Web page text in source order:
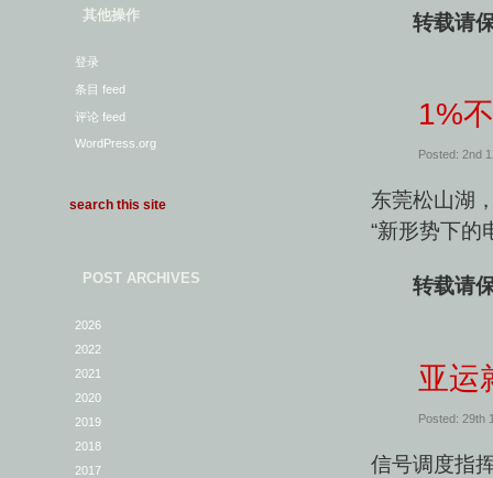
其他操作
登录
条目 feed
评论 feed
WordPress.org
POST ARCHIVES
2026
2022
2021
2020
2019
2018
2017
转载请
1%
Posted: 2nd
东莞松山湖
“新形势下
转载请
亚运
Posted: 29th
信号调度指